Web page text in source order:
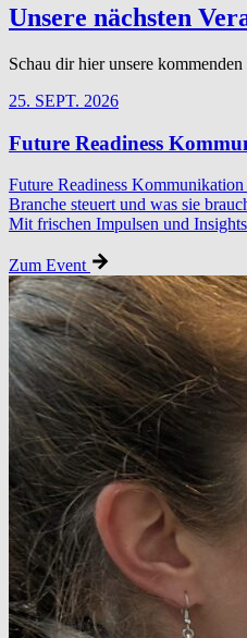
Unsere nächsten
Schau dir hier unsere
25. SEPT. 2026
Future Readiness
Future Readiness
Branche steuert und was sie
Mit frischen Impulsen und
Zum Event